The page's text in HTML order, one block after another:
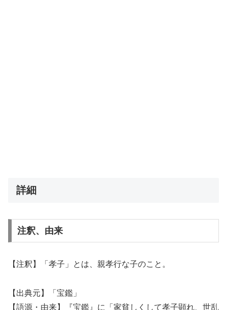
詳細
注釈、由来
【注釈】「孝子」とは、親孝行な子のこと。
【出典元】「宝鑑」
【語源・由来】『宝鑑』に「家貧しくして孝子顕れ、世乱